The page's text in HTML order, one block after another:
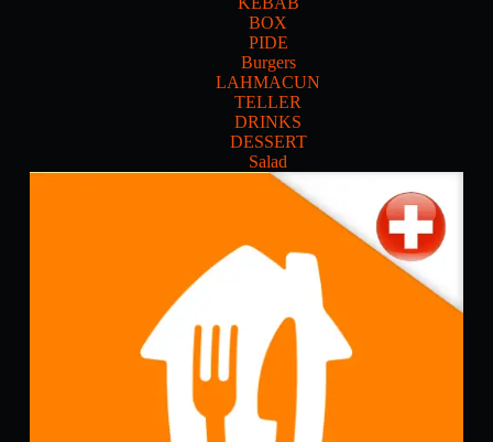
BOX
PIDE
Burgers
LAHMACUN
TELLER
DRINKS
DESSERT
Salad